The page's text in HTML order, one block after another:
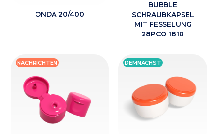
ONDA 20/400
BUBBLE
SCHRAUBKAPSEL
MIT FESSELUNG
28PCO 1810
NACHRICHTEN DEMNÄCHST